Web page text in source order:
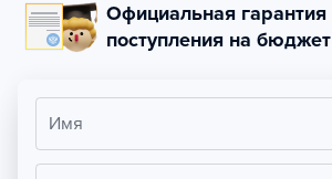
Официальная гарантия
поступления на бюджет
Имя